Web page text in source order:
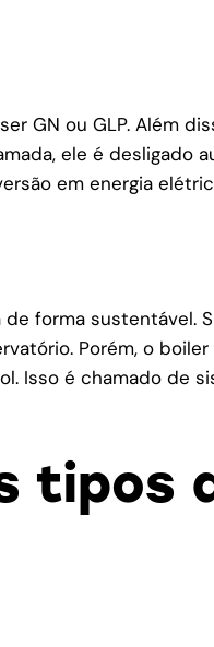
GN ou GLP. Além
ele é desligado
em energia
forma sustentável.
Porém, o
Isso é chamado de
tipos